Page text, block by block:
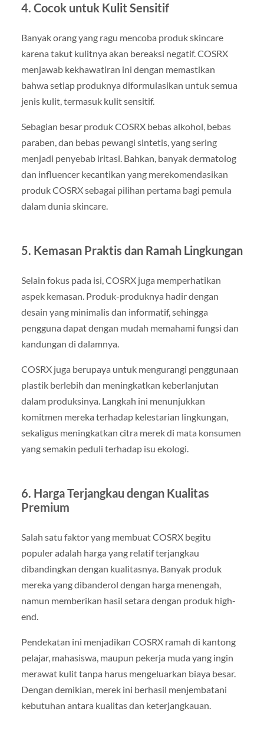
4. Cocok untuk Kulit Sensitif
Banyak orang yang ragu mencoba produk skincare
karena takut kulitnya akan bereaksi negatif. COSRX
menjawab kekhawatiran ini dengan memastikan
bahwa setiap produknya diformulasikan untuk semua
jenis kulit, termasuk kulit sensitif.
Sebagian besar produk COSRX bebas alkohol, bebas
paraben, dan bebas pewangi sintetis, yang sering
menjadi penyebab iritasi. Bahkan, banyak dermatolog
dan influencer kecantikan yang merekomendasikan
produk COSRX sebagai pilihan pertama bagi pemula
dalam dunia skincare.
5. Kemasan Praktis dan Ramah Lingkungan
Selain fokus pada isi, COSRX juga memperhatikan
aspek kemasan. Produk-produknya hadir dengan
desain yang minimalis dan informatif, sehingga
pengguna dapat dengan mudah memahami fungsi dan
kandungan di dalamnya.
COSRX juga berupaya untuk mengurangi penggunaan
plastik berlebih dan meningkatkan keberlanjutan
dalam produksinya. Langkah ini menunjukkan
komitmen mereka terhadap kelestarian lingkungan,
sekaligus meningkatkan citra merek di mata konsumen
yang semakin peduli terhadap isu ekologi.
6. Harga Terjangkau dengan Kualitas
Premium
Salah satu faktor yang membuat COSRX begitu
populer adalah harga yang relatif terjangkau
dibandingkan dengan kualitasnya. Banyak produk
mereka yang dibanderol dengan harga menengah,
namun memberikan hasil setara dengan produk high-
end.
Pendekatan ini menjadikan COSRX ramah di kantong
pelajar, mahasiswa, maupun pekerja muda yang ingin
merawat kulit tanpa harus mengeluarkan biaya besar.
Dengan demikian, merek ini berhasil menjembatani
kebutuhan antara kualitas dan keterjangkauan.